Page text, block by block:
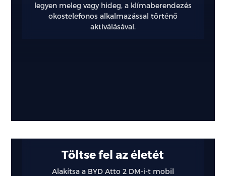
legyen meleg vagy hideg, a klímaberendezés
okostelefonos alkalmazással történő
aktiválásával.
Töltse fel az életét
Alakítsa a BYD Atto 2 DM-i-t mobil